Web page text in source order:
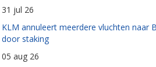
31 jul 26
KLM annuleert meerdere vluchten naar
door staking
05 aug 26